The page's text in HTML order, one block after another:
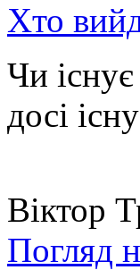
Хто
Чи
досі
Віктор
Погляд